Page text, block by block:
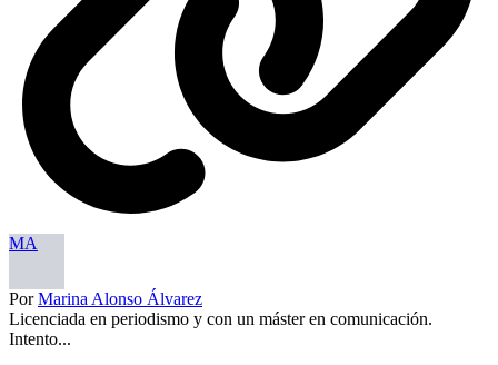
MA
PorMarina Alonso Álvarez
Licenciada en periodismo y con un máster en comunicación.
Intento...